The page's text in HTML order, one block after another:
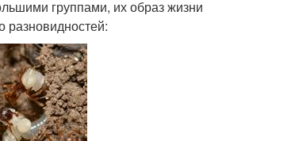
группами, их образ жизни
разновидностей: